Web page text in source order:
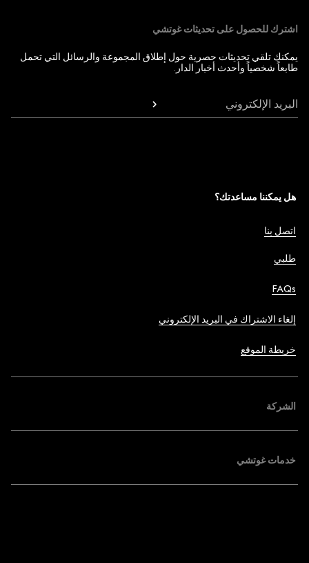
اشترك للحصول على تحديثات غوتشي
يمكنك تلقي تحديثات حصرية حول إطلاق المجموعة والرسائل التي تحمل
طابعاً شخصياً وأحدث أخبار الدار.
البريد الإلكتروني
هل يمكننا مساعدتك؟
اتصل بنا
طلبي
FAQs
إلغاء الاشتراك في البريد الإلكتروني
خريطة الموقع
الشركة
خدمات غوتشي